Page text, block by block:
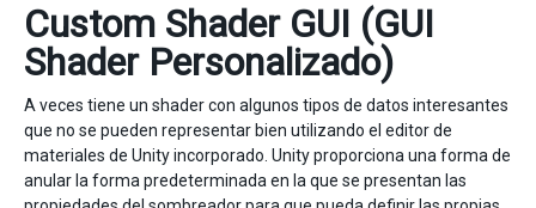
Custom Shader GUI (GUI
Shader Personalizado)
A veces tiene un shader con algunos tipos de datos interesantes
que no se pueden representar bien utilizando el editor de
materiales de Unity incorporado. Unity proporciona una forma de
anular la forma predeterminada en la que se presentan las